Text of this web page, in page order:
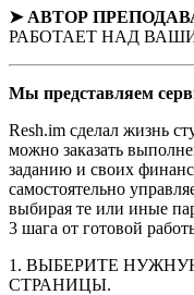
➤ АВТОР
РАБОТАЕТ НАД
Мы представляем
Resh.im сделал жизнь
можно заказать
заданию и своих
самостоятельно
выбирая те или иные
3 шага от готовой
1. ВЫБЕРИТЕ
СТРАНИЦЫ.